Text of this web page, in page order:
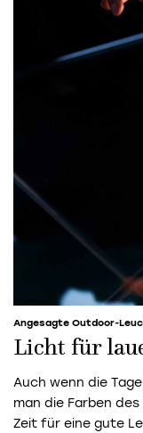
Angesagte Outdoor-
Licht für
Auch wenn die
man die Farben
Zeit für eine gute